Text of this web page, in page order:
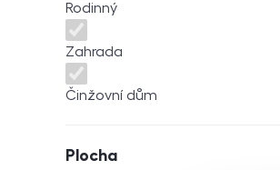
Rodinný
Zahrada
Činžovní dům
Plocha